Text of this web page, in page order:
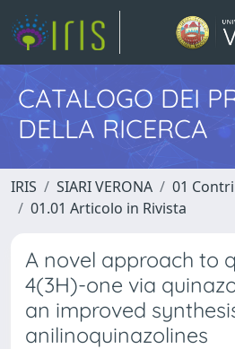
CATALOGO DEI
DELLA RICERCA
IRIS SIARI VERONA
01
01.01 Articolo in Rivista
A novel approach to
4(3H)-one via
an improved
anilinoquinazolines